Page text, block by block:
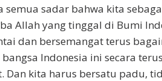
semua sadar bahwa kita
Allah yang tinggal di Bumi
dan bersemangat terus
Indonesia ini secara
Dan kita harus bersatu padu,